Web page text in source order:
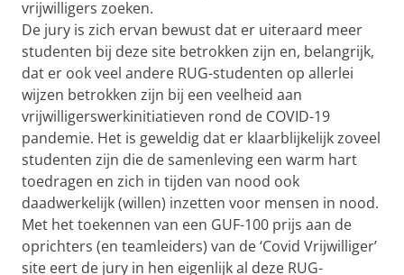
vrijwilligers zoeken.
De jury is zich ervan bewust dat er uiteraard meer
studenten bij deze site betrokken zijn en, belangrijk,
dat er ook veel andere RUG-studenten op allerlei
wijzen betrokken zijn bij een veelheid aan
vrijwilligerswerkinitiatieven rond de COVID-19
pandemie. Het is geweldig dat er klaarblijkelijk zoveel
studenten zijn die de samenleving een warm hart
toedragen en zich in tijden van nood ook
daadwerkelijk (willen) inzetten voor mensen in nood.
Met het toekennen van een GUF-100 prijs aan de
oprichters (en teamleiders) van de ‘Covid Vrijwilliger’
site eert de jury in hen eigenlijk al deze RUG-